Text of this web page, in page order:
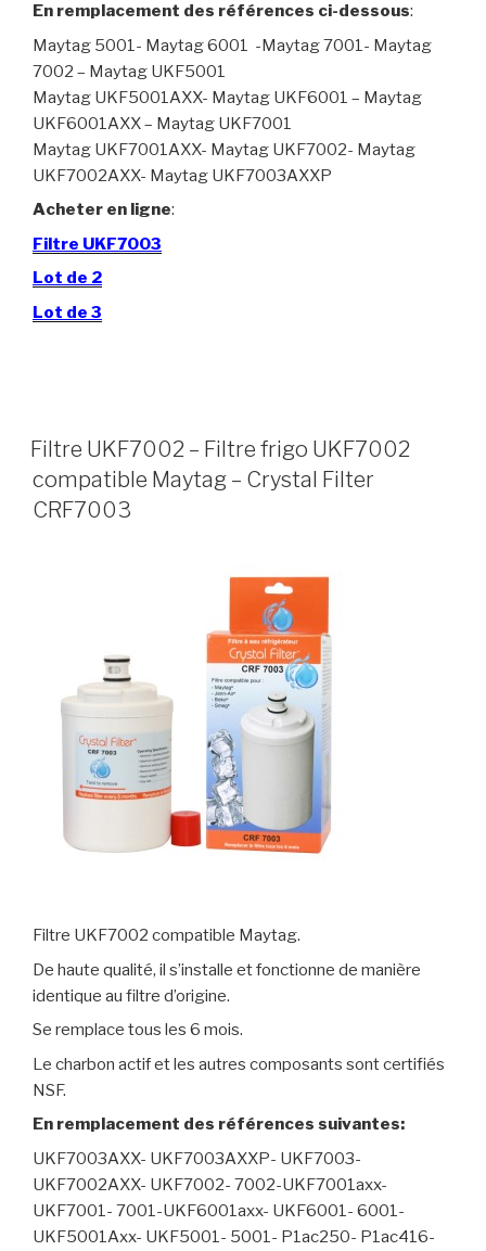
En remplacement des références ci-dessous:
Maytag 5001- Maytag 6001 -Maytag 7001- Maytag
7002 – Maytag UKF5001
Maytag UKF5001AXX- Maytag UKF6001 – Maytag
UKF6001AXX – Maytag UKF7001
Maytag UKF7001AXX- Maytag UKF7002- Maytag
UKF7002AXX- Maytag UKF7003AXXP
Acheter en ligne:
Filtre UKF7003
Lot de 2
Lot de 3
Filtre UKF7002 – Filtre frigo UKF7002
compatible Maytag – Crystal Filter
CRF7003
Filtre UKF7002 compatible Maytag.
De haute qualité, il s’installe et fonctionne de manière
identique au filtre d’origine.
Se remplace tous les 6 mois.
Le charbon actif et les autres composants sont certifiés
NSF.
En remplacement des références suivantes:
UKF7003AXX- UKF7003AXXP- UKF7003-
UKF7002AXX- UKF7002- 7002-UKF7001axx-
UKF7001- 7001-UKF6001axx- UKF6001- 6001-
UKF5001Axx- UKF5001- 5001- P1ac250- P1ac416-